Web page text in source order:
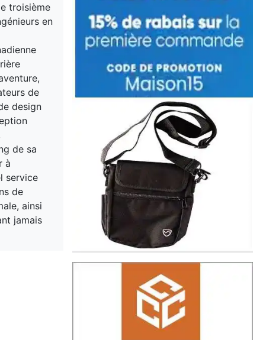
troisième
en
de
design
de sa
à
service
de
ainsi
jamais